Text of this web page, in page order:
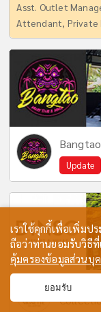
Asst. Outlet
Attendant, Private
Update
Dinso
เราใช้คุกกี้เพื่อเพิ่มป
ถือว่าท่านยอมรับวิธี
คุ้มครองข้อมูลส่วนบุ
ยอมรับ